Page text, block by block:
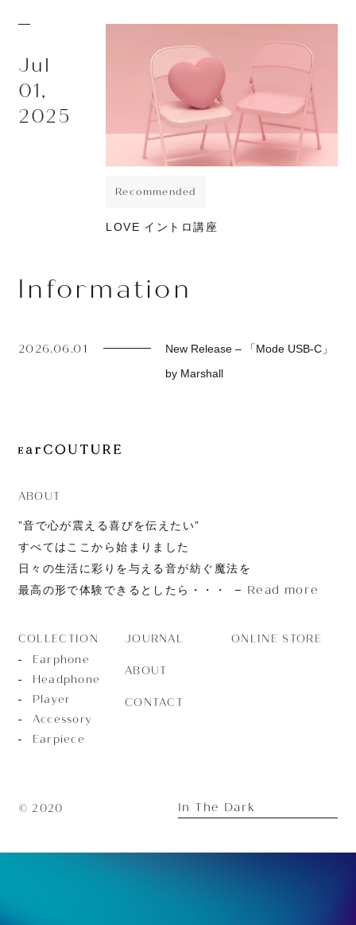
Jul
01,
2025
Recommended
LOVE イントロ講座
Information
2026.06.01
New Release – 「Mode USB-C」
by Marshall
ABOUT
”音で心が震える喜びを伝えたい”
すべてはここから始まりました
日々の生活に彩りを与える音が紡ぐ魔法を
最高の形で体験できるとしたら・・・
Read more
COLLECTION
Earphone
Headphone
Player
Accessory
Earpiece
JOURNAL
ABOUT
CONTACT
ONLINE STORE
© 2020 In The Dark